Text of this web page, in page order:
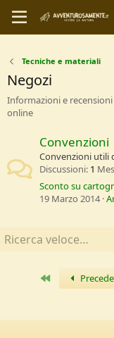
Tecniche e materiali
Negozi
Informazioni e
online
Convenzioni
Convenzioni utili
Discussioni 1
Sconto su
19 Marzo 2014
Primo